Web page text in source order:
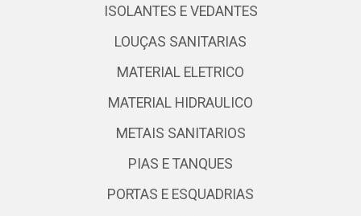
ISOLANTES E VEDANTES
LOUÇAS SANITARIAS
MATERIAL ELETRICO
MATERIAL HIDRAULICO
METAIS SANITARIOS
PIAS E TANQUES
PORTAS E ESQUADRIAS